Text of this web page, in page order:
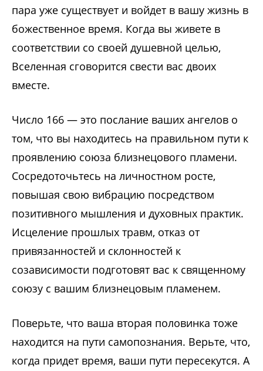
пара уже существует и войдет в вашу жизнь в
божественное время. Когда вы живете в
соответствии со своей душевной целью,
Вселенная сговорится свести вас двоих
вместе.
Число 166 — это послание ваших ангелов о
том, что вы находитесь на правильном пути к
проявлению союза близнецового пламени.
Сосредоточьтесь на личностном росте,
повышая свою вибрацию посредством
позитивного мышления и духовных практик.
Исцеление прошлых травм, отказ от
привязанностей и склонностей к
созависимости подготовят вас к священному
союзу с вашим близнецовым пламенем.
Поверьте, что ваша вторая половинка тоже
находится на пути самопознания. Верьте, что,
когда придет время, ваши пути пересекутся. А